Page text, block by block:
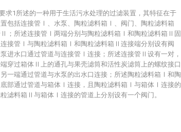
求1所述的一种用于生活污水处理的过滤装置，其特征在于
包括连接管Ⅰ、水泵、陶粒滤料箱Ⅰ、阀门、陶粒滤料箱
；所述连接管Ⅰ两端分别与陶粒滤料箱Ⅰ和陶粒滤料箱Ⅱ固
连接管Ⅰ与陶粒滤料箱Ⅰ和陶粒滤料箱Ⅱ连接端分别设有阀
进水口通过管道与连接管Ⅰ连接；所述连接管Ⅱ设有一对，
穿过箱体Ⅱ上的通孔与果壳滤筒和活性炭滤筒上的螺纹接口
一端通过管道与水泵的出水口连接；所述陶粒滤料箱Ⅰ和陶
部通过管道与箱体Ⅰ连接，且陶粒滤料箱Ⅰ与箱体Ⅰ连接的
滤料箱Ⅱ与箱体Ⅰ连接的管道上分别设有一个阀门。